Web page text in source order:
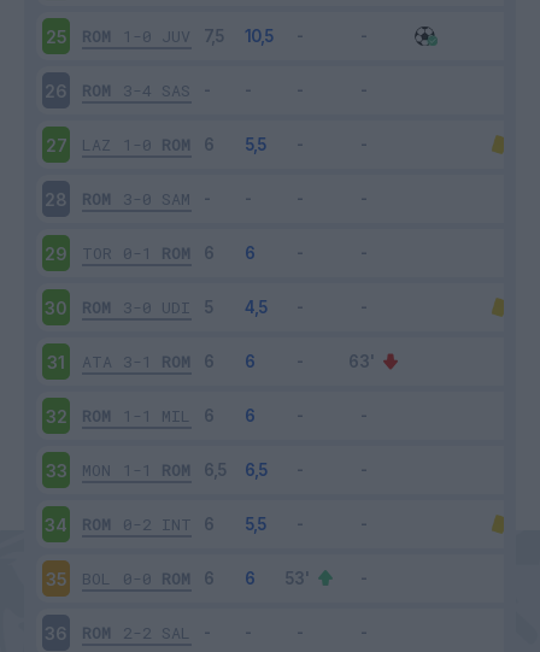
25 ROM 1-0 JUV
26 ROM 3-4 SAS
27 LAZ 1-0 ROM
28 ROM 3-0 SAM
29 TOR 0-1 ROM
30 ROM 3-0 UDI
31 ATA 3-1 ROM
32 ROM 1-1 MIL
33 MON 1-1 ROM
34 ROM 0-2 INT
35 BOL 0-0 ROM
36 ROM 2-2 SAL